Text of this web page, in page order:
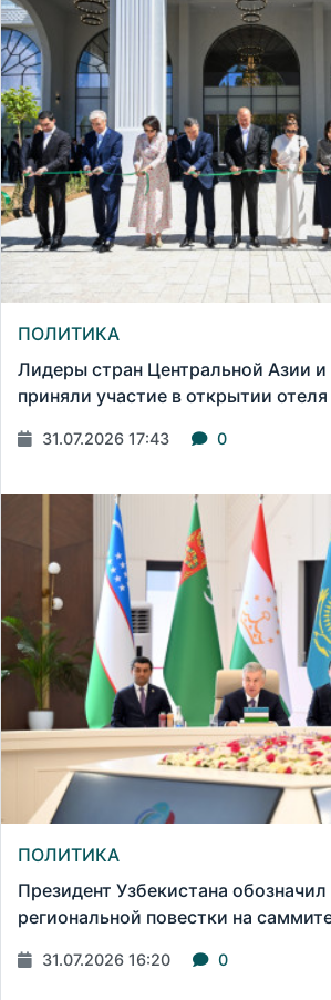
ПОЛИТИКА
Лидеры стран Центральной Азии
приняли участие в открытии
31.07.2026 17:43 0
ПОЛИТИКА
Президент Узбекистана
региональной повестки на
31.07.2026 16:20 0